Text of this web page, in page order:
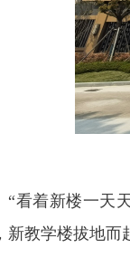
“看着新楼一天
新教学楼拔地而